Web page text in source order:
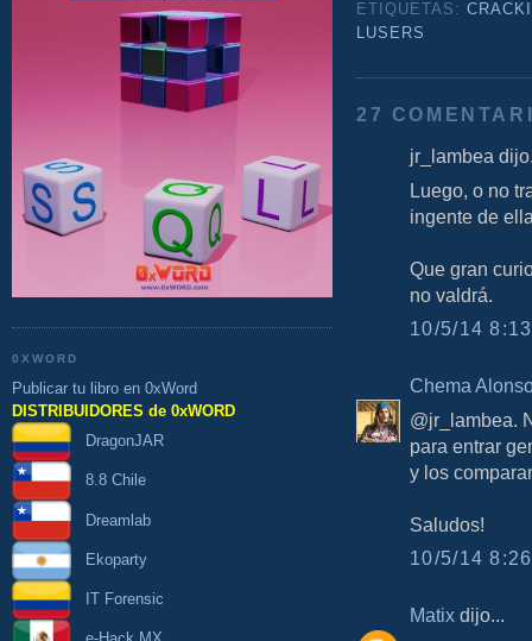
0XWORD
Publicar tu libro en 0xWord
DISTRIBUIDORES de 0xWORD
DragonJAR
8.8 Chile
Dreamlab
Ekoparty
IT Forensic
ETIQUETAS:
LUSERS
27
jr_lambea
Luego, o no
ingente de
Que gran
no valdrá.
10/5/14
Chema
@jr_lambea.
para entrar
y los
Saludos!
10/5/14
Matix dijo...